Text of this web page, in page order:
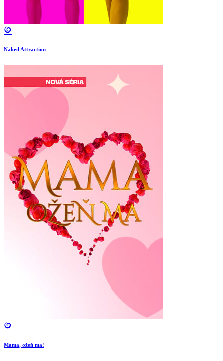
Naked Attraction
Mama, ožeň ma!